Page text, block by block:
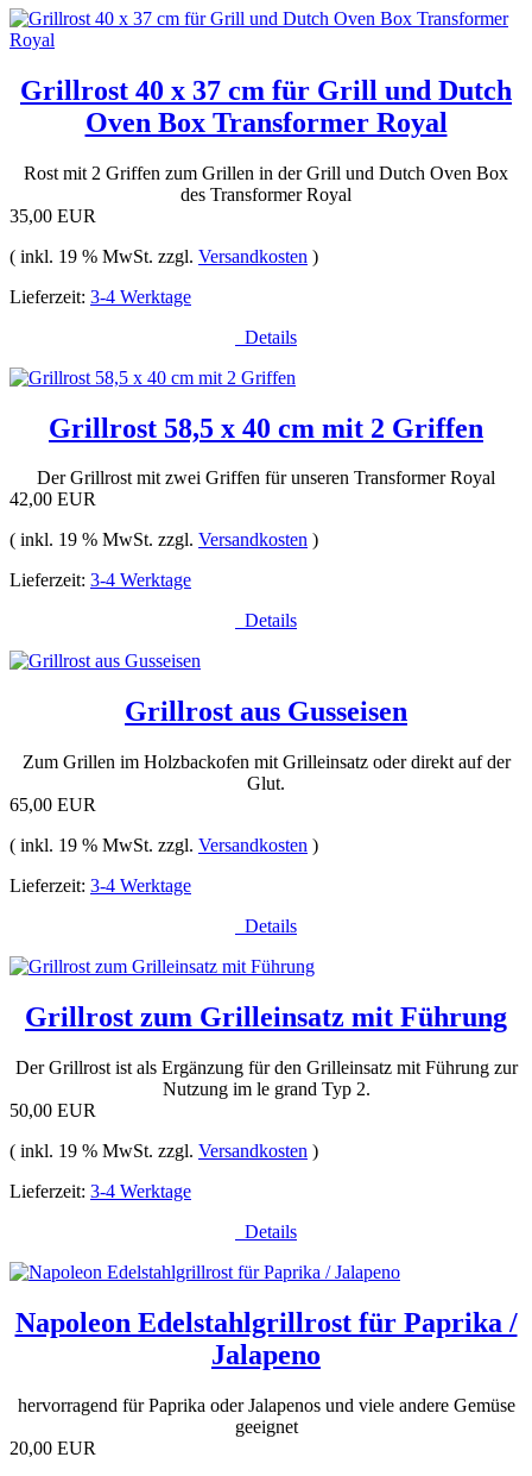
Grillrost 40 x 37 cm für Grill und Dutch
Oven Box Transformer Royal
Rost mit 2 Griffen zum Grillen in der Grill und Dutch Oven Box
des Transformer Royal
35,00 EUR
( inkl. 19 % MwSt. zzgl. Versandkosten )
Lieferzeit: 3-4 Werktage
Details
Grillrost 58,5 x 40 cm mit 2 Griffen
Der Grillrost mit zwei Griffen für unseren Transformer Royal
42,00 EUR
( inkl. 19 % MwSt. zzgl. Versandkosten )
Lieferzeit: 3-4 Werktage
Details
Grillrost aus Gusseisen
Zum Grillen im Holzbackofen mit Grilleinsatz oder direkt auf der
Glut.
65,00 EUR
( inkl. 19 % MwSt. zzgl. Versandkosten )
Lieferzeit: 3-4 Werktage
Details
Grillrost zum Grilleinsatz mit Führung
Der Grillrost ist als Ergänzung für den Grilleinsatz mit Führung zur
Nutzung im le grand Typ 2.
50,00 EUR
( inkl. 19 % MwSt. zzgl. Versandkosten )
Lieferzeit: 3-4 Werktage
Details
Napoleon Edelstahlgrillrost für Paprika /
Jalapeno
hervorragend für Paprika oder Jalapenos und viele andere Gemüse
geeignet
20,00 EUR